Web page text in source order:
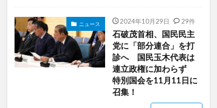
ニュース 2024年10月29日 29件
石破茂首相、国民民主
党に「部分連合」を打
診へ 国民玉木代表は
連立政権に加わらず
特別国会を11月11日に
召集！